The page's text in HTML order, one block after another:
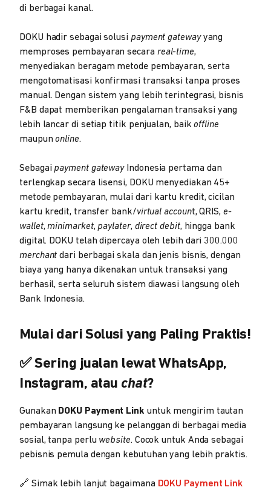
di berbagai kanal.
DOKU hadir sebagai solusi payment gatewayyang
memproses pembayaran secara real-time,
menyediakan beragam metode pembayaran, serta
mengotomatisasi konfirmasi transaksi tanpa proses
manual. Dengan sistem yang lebih terintegrasi, bisnis
F&B dapat memberikan pengalaman transaksi yang
lebih lancar di setiap titik penjualan, baikoffline
maupunonline.
Sebagai payment gateway Indonesia pertama dan
terlengkap secara lisensi, DOKU menyediakan 45+
metode pembayaran, mulai dari kartu kredit, cicilan
kartu kredit, transfer bank/virtual account, QRIS, e-
wallet,minimarket, paylater, direct debit, hingga bank
digital. DOKU telah dipercaya oleh lebih dari 300.000
merchant dari berbagai skala dan jenis bisnis, dengan
biaya yang hanya dikenakan untuk transaksi yang
berhasil, serta seluruh sistem diawasi langsung oleh
Bank Indonesia.
Mulai dari Solusi yang Paling Praktis!
✅ Sering jualan lewat WhatsApp,
Instagram, atau chat?
Gunakan DOKU Payment Link untuk mengirim tautan
pembayaran langsung ke pelanggan di berbagai media
sosial, tanpa perlu website. Cocok untuk Anda sebagai
pebisnis pemula dengan kebutuhan yang lebih praktis.
🔗 Simak lebih lanjut bagaimana DOKU Payment Link